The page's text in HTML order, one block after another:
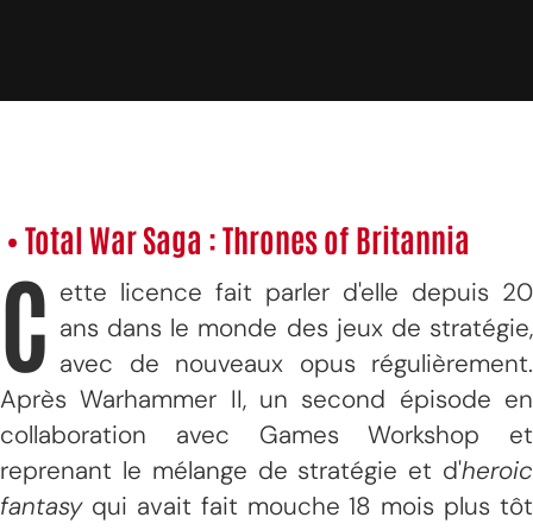
• Total War Saga : Thrones of Britannia
C ette licence fait parler d'elle depuis 20
ans dans le monde des jeux de stratégie,
avec de nouveaux opus régulièrement.
Après Warhammer II, un second épisode en
collaboration avec Games Workshop et
reprenant le mélange de stratégie et d'heroic
fantasyqui avait fait mouche 18 mois plus tôt